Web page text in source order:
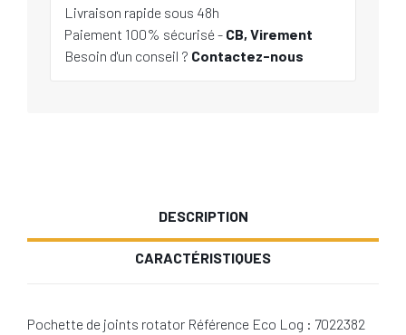
Livraison rapide sous 48h
Paiement 100% sécurisé - CB, Virement
Besoin d'un conseil ? Contactez-nous
DESCRIPTION
CARACTÉRISTIQUES
Pochette de joints rotator Référence Eco Log : 7022382